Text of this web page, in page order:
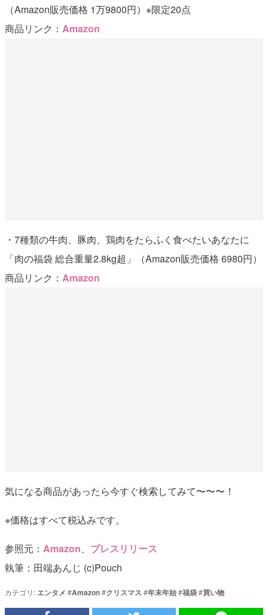
（Amazon販売価格 1万9800円）※限定20点
商品リンク： Amazon
・7種類の牛肉、豚肉、鶏肉をたらふく食べたいあなたに
「肉の福袋 総合重量2.8kg超」（Amazon販売価格 6980円）
商品リンク： Amazon
気になる商品があったら今すぐ検索してみて〜〜〜！
※価格はすべて税込みです。
参照元： Amazon、 プレスリリース
執筆：田端あんじ (c)Pouch
カテゴリ: エンタメ #Amazon#クリスマス #年末年始#福袋#買い物